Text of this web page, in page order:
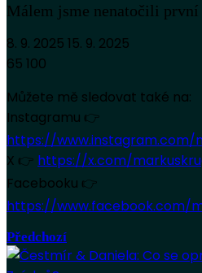
Málem jsme nenatočili
8. 9. 2025 15. 9. 2025
65 100
Můžete mě sledovat také na:
Instagramu 👉
https://www.instagram.com/
X 👉 https://x.com/
Facebooku 👉
https://www.facebook.com/
Předchozí